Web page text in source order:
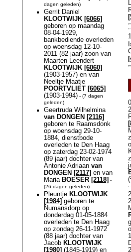
dagen geleden)
Gerrit Daniel
KLOOTWIJK [6066]
geboren op maandag
08-04-1929,
bankbediende overleden
op woensdag 12-10-
2011 (82 jaar) zoon van
Maarten Leendert
KLOOTWIJK [6060]
(1903-1957) en van
Neeltje Maatje
POORTVLIET [6065]
(1903-1994)- (7 dagen
geleden)
Geertruda Wilhelmina
van DONGEN [2116]
geboren te Raamsdonk
op woensdag 29-10-
1884, dienstbode
overleden te Den Haag
op zaterdag 23-02-1974
(89 jaar) dochter van
Antonie Adriaan van
DONGEN [2117] en van
Maria BOESER [2118] -
(26 dagen geleden)
Pleuntje KLOOTWIJK
[1984] geboren te
Numansdorp op
donderdag 01-05-1884
overleden te Den Haag
op zondag 26-11-1972
(88 jaar) dochter van
Jacob KLOOTWIJK
[1980] (1845-1919) en